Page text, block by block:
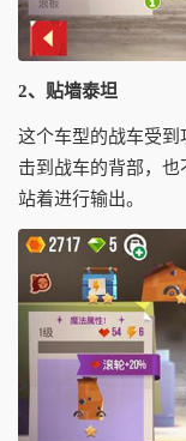
2、贴墙泰坦
这个车型的战车受
击到战车的背部，
站着进行输出。